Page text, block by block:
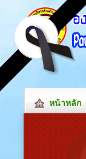
หน้าหลัก